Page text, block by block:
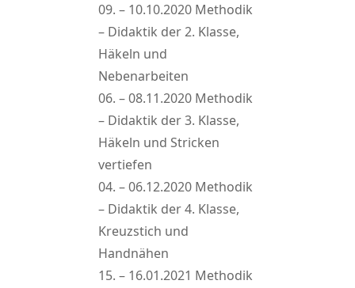
09. – 10.10.2020 Methodik
– Didaktik der 2. Klasse,
Häkeln und
Nebenarbeiten
06. – 08.11.2020 Methodik
– Didaktik der 3. Klasse,
Häkeln und Stricken
vertiefen
04. – 06.12.2020 Methodik
– Didaktik der 4. Klasse,
Kreuzstich und
Handnähen
15. – 16.01.2021 Methodik